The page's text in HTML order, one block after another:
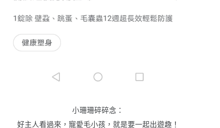
小珊珊碎碎念 ：
好主人看過來，寵愛毛小孩，就是要一起出遊趣！